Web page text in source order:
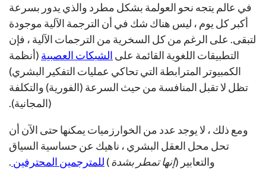
في عالم يتجه نحو العولمة بشكل مطرد والذي يدور بسرعة
أكبر كل يوم ، ليس هناك شك في أن الترجمة الآلية موجودة
لتبقى. على الرغم من كل السخرية من الترجمات الآلية ، فإن
التطبيقات اللغوية القائمة على الشبكات العصبية (أنظمة
الكمبيوتر المترابطة التي تحاكي عمليات التفكير البشري)
تظل لا تقبل المنافسة من حيث السرعة (الفورية) والتكلفة
(المجانية).
ومع ذلك ، لا يوجد عدد من الخوارزميات يمكنها حتى الآن أن
تحل محل العقل البشري ، ناهيك عن حساسية السياق
والتعابير (إنها تمطر بشدة) للمترجمين المحترفين .